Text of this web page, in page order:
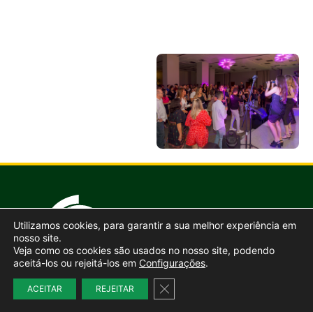
ANFFA Sindical é o Sindicato Nacional dos Auditores
Utilizamos cookies, para garantir a sua melhor experiência em
nosso site.
Veja como os cookies são usados no nosso site, podendo
aceitá-los ou rejeitá-los em Configurações.
ACEITAR REJEITAR Close GDPR Cookie Banner